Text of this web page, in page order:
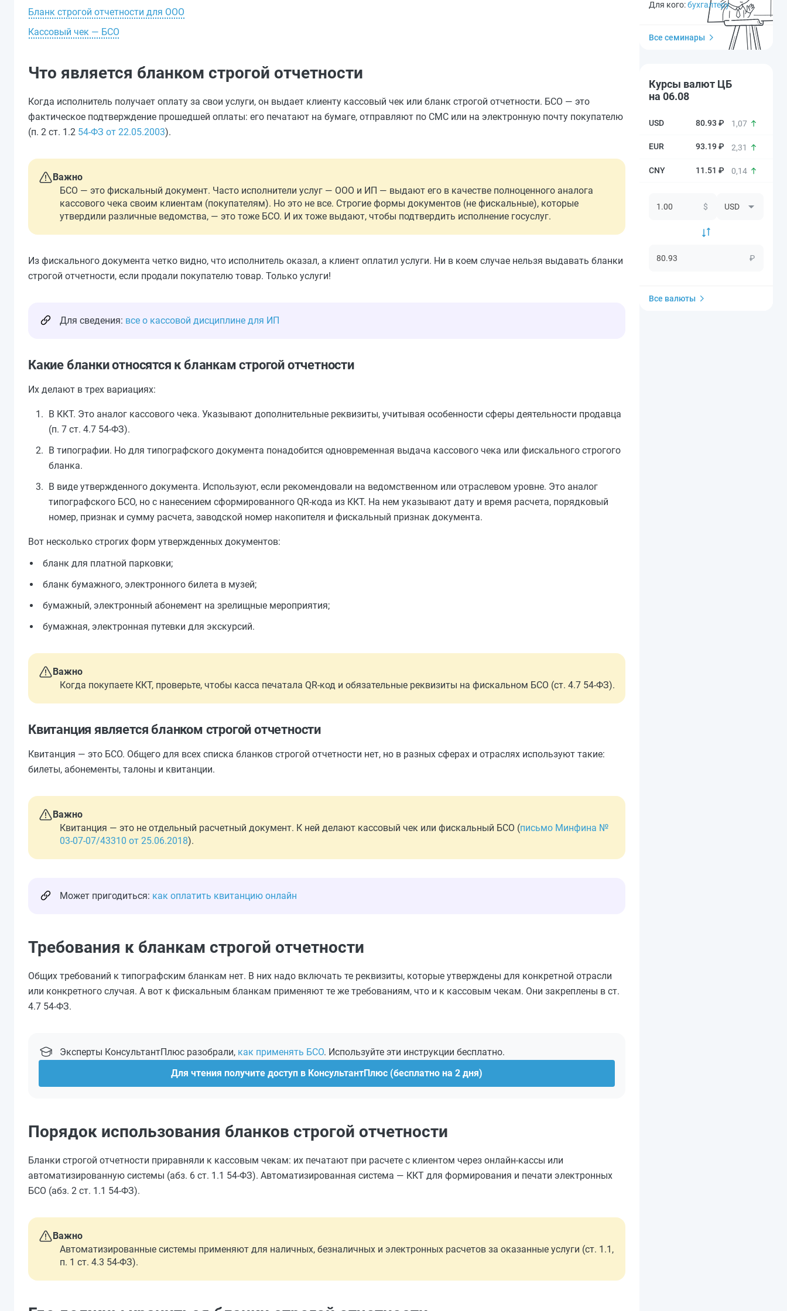
Бланк строгой отчетности для ООО
Кассовый чек — БСО
Что является бланком строгой отчетности
Когда исполнитель получает оплату за свои услуги, он выдает клиенту кассовый чек или бланк строгой отчетности. БСО — это
фактическое подтверждение прошедшей оплаты: его печатают на бумаге, отправляют по СМС или на электронную почту покупателю
(п. 2 ст. 1.2 54-ФЗ от 22.05.2003).
Важно
БСО — это фискальный документ. Часто исполнители услуг — ООО и ИП — выдают его в качестве полноценного аналога
кассового чека своим клиентам (покупателям). Но это не все. Строгие формы документов (не фискальные), которые
утвердили различные ведомства, — это тоже БСО. И их тоже выдают, чтобы подтвердить исполнение госуслуг.
Из фискального документа четко видно, что исполнитель оказал, а клиент оплатил услуги. Ни в коем случае нельзя выдавать бланки
строгой отчетности, если продали покупателю товар. Только услуги!
Для сведения: все о кассовой дисциплине для ИП
Какие бланки относятся к бланкам строгой отчетности
Их делают в трех вариациях:
В ККТ. Это аналог кассового чека. Указывают дополнительные реквизиты, учитывая особенности сферы деятельности продавца
(п. 7 ст. 4.7 54-ФЗ).
В типографии. Но для типографского документа понадобится одновременная выдача кассового чека или фискального строгого
бланка.
В виде утвержденного документа. Используют, если рекомендовали на ведомственном или отраслевом уровне. Это аналог
типографского БСО, но с нанесением сформированного QR-кода из ККТ. На нем указывают дату и время расчета, порядковый
номер, признак и сумму расчета, заводской номер накопителя и фискальный признак документа.
Вот несколько строгих форм утвержденных документов:
бланк для платной парковки;
бланк бумажного, электронного билета в музей;
бумажный, электронный абонемент на зрелищные мероприятия;
бумажная, электронная путевки для экскурсий.
Важно
Когда покупаете ККТ, проверьте, чтобы касса печатала QR-код и обязательные реквизиты на фискальном БСО (ст. 4.7 54-ФЗ).
Квитанция является бланком строгой отчетности
Квитанция — это БСО. Общего для всех списка бланков строгой отчетности нет, но в разных сферах и отраслях используют такие:
билеты, абонементы, талоны и квитанции.
Важно
Квитанция — это не отдельный расчетный документ. К ней делают кассовый чек или фискальный БСО (письмо Минфина №
03-07-07/43310 от 25.06.2018).
Может пригодиться: как оплатить квитанцию онлайн
Требования к бланкам строгой отчетности
Общих требований к типографским бланкам нет. В них надо включать те реквизиты, которые утверждены для конкретной отрасли
или конкретного случая. А вот к фискальным бланкам применяют те же требованиям, что и к кассовым чекам. Они закреплены в ст.
4.7 54-ФЗ.
Эксперты КонсультантПлюс разобрали, как применять БСО. Используйте эти инструкции бесплатно.
Для чтения получите доступ в КонсультантПлюс (бесплатно на 2 дня)
Порядок использования бланков строгой отчетности
Бланки строгой отчетности приравняли к кассовым чекам: их печатают при расчете с клиентом через онлайн-кассы или
автоматизированную системы (абз. 6 ст. 1.1 54-ФЗ). Автоматизированная система — ККТ для формирования и печати электронных
БСО (абз. 2 ст. 1.1 54-ФЗ).
Важно
Автоматизированные системы применяют для наличных, безналичных и электронных расчетов за оказанные услуги (ст. 1.1,
п. 1 ст. 4.3 54-ФЗ).
Для кого:бухгалтеру
Все семинары
Курсы валют ЦБ
на 06.08
80.93 ₽ 1,07
93.19 ₽ 2,31
11.51 ₽ 0,14
$
₽
Все валюты